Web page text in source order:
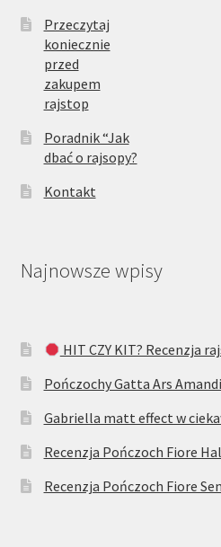
Przeczytaj
koniecznie
przed
zakupem
rajstop
Poradnik “Jak
dbać o rajsopy?
Kontakt
Najnowsze wpisy
HIT CZY KIT? Recenzja
Pończochy Gatta Ars
Gabriella matt effect w
Recenzja Pończoch Fiore
Recenzja Pończoch Fiore